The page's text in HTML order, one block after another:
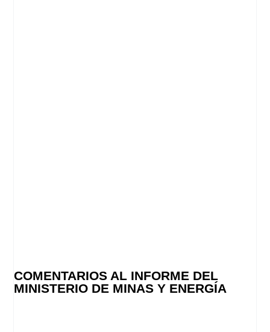
COMENTARIOS AL INFORME DEL
MINISTERIO DE MINAS Y ENERGÍA